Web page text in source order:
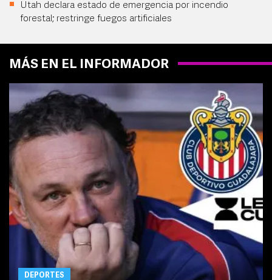
Utah declara estado de emergencia por incendio
forestal; restringe fuegos artificiales
MÁS EN EL INFORMADOR
DEPORTES